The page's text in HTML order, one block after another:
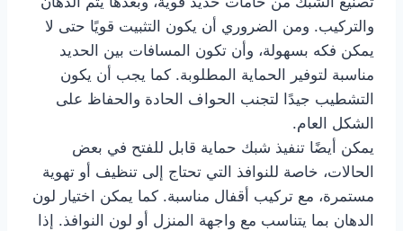
والتركيب. ومن الضروري أن يكون التثبيت قويًا حتى لا
يمكن فكه بسهولة، وأن تكون المسافات بين الحديد
مناسبة لتوفير الحماية المطلوبة. كما يجب أن يكون
التشطيب جيدًا لتجنب الحواف الحادة والحفاظ على
الشكل العام.
يمكن أيضًا تنفيذ شبك حماية قابل للفتح في بعض
الحالات، خاصة للنوافذ التي تحتاج إلى تنظيف أو تهوية
مستمرة، مع تركيب أقفال مناسبة. كما يمكن اختيار لون
الدهان بما يتناسب مع واجهة المنزل أو لون النوافذ. إذا